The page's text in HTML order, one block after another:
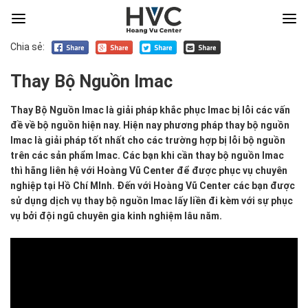
Chia sẻ:
Thay Bộ Nguồn Imac
Thay
Bộ
Nguồn
Imac
là
giải
pháp
khắc
Thay Bộ Nguồn Imac là giải pháp khắc phục Imac bị lỗi các vấn
đề về bộ nguồn hiện nay. Hiện nay phương pháp thay bộ nguồn
Imac là giải pháp tốt nhất cho các trường hợp bị lỗi bộ nguồn
trên các sản phẩm Imac. Các bạn khi cần thay bộ nguồn Imac
thì hãng liên hệ với Hoàng Vũ Center để được phục vụ chuyên
nghiệp tại Hồ Chí MInh. Đến với Hoàng Vũ Center các bạn được
sử dụng dịch vụ thay bộ nguồn Imac lấy liền đi kèm với sự phục
vụ bởi đội ngũ chuyên gia kinh nghiệm lâu năm.